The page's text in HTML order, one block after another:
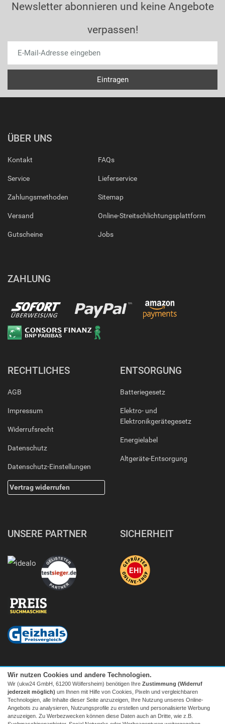
Newsletter abonnieren und keine Angebote
verpassen!
ÜBER UNS
Kontakt
Service
Zahlungsmethoden
Versand
Gutscheine
FAQs
Lieferservice
Sitemap
Online-Streitschlichtungsplattform
Jobs
ZAHLUNG
RECHTLICHES
AGB
Impressum
Widerrufsrecht
Datenschutz
Datenschutz-Einstellungen
Vertrag widerrufen
ENTSORGUNG
Batteriegesetz
Elektro- und
Elektronikgerätegesetz
Energielabel
Altgeräte-Entsorgung
UNSERE PARTNER SICHERHEIT
Wir nutzen Cookies und andere Technologien.
Wir (ukw24 GmbH, 61200 Wölfersheim) benötigen Ihre Zustimmung (Widerruf
jederzeit möglich) um Ihnen mit Hilfe von Cookies, Pixeln und vergleichbaren
Technologien, alle Inhalte dieser Seite anzuzeigen, Ihre Nutzung unseres Online-
Angebots zu analysieren, Nutzungsprofile zu erstellen und personalisierte Werbung
anzuzeigen. Zu Werbezwecken können diese Daten auch an Dritte, wie z.B.